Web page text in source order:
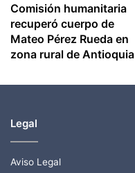
Comisión humanitaria
recuperó cuerpo de
Mateo Pérez Rueda en
zona rural de Antioquia
Legal
Aviso Legal